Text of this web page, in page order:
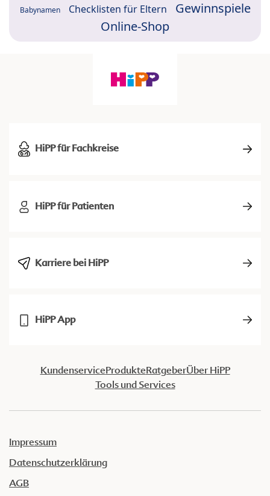
Babynamen Checklisten für Eltern
Gewinnspiele
Online-Shop
HiPP für Fachkreise
HiPP für Patienten
Karriere bei HiPP
HiPP App
KundenserviceProdukteRatgeberÜber HiPP
Tools und Services
Impressum
Datenschutzerklärung
AGB